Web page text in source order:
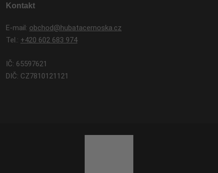
Kontakt
E-mail: obchod@hubatacernoska.cz
Tel.: +420 602 683 974
IČ: 65597621
DIČ: CZ7810121121